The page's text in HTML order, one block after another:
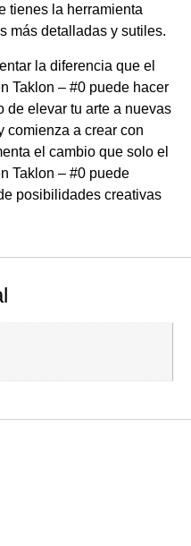
tienes la herramienta
más detalladas y sutiles.
la diferencia que el
Taklon – #0 puede hacer
de elevar tu arte a nuevas
comienza a crear con
el cambio que solo el
Taklon – #0 puede
posibilidades creativas